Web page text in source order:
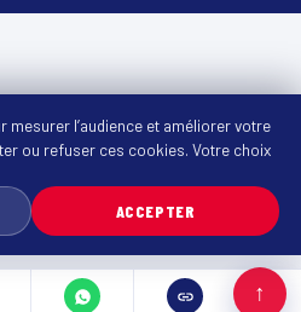
↑
mesurer l’audience et améliorer votre
ou refuser ces cookies. Votre choix
ACCEPTER